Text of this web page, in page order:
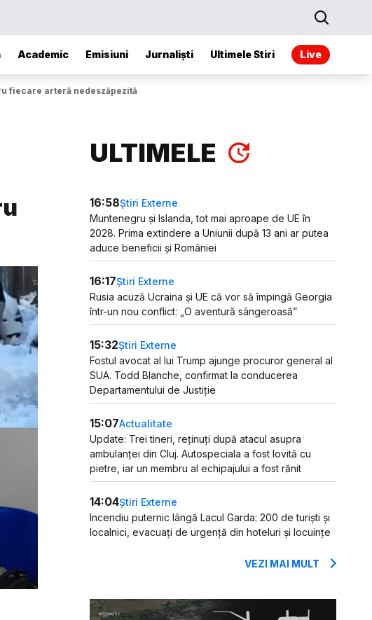
Academic Emisiuni Jurnaliști Ultimele Stiri Live
fiecare arteră nedeszăpezită
ULTIMELE
16:58Știri Externe
Muntenegru și Islanda, tot mai aproape de UE în
2028. Prima extindere a Uniunii după 13 ani ar putea
aduce beneficii și României
16:17Știri Externe
Rusia acuză Ucraina și UE că vor să împingă Georgia
într-un nou conflict: „O aventură sângeroasă”
15:32Știri Externe
Fostul avocat al lui Trump ajunge procuror general al
SUA. Todd Blanche, confirmat la conducerea
Departamentului de Justiție
15:07Actualitate
Update: Trei tineri, reținuți după atacul asupra
ambulanței din Cluj. Autospeciala a fost lovită cu
pietre, iar un membru al echipajului a fost rănit
14:04Știri Externe
Incendiu puternic lângă Lacul Garda: 200 de turiști și
localnici, evacuați de urgență din hoteluri și locuințe
VEZI MAI MULT